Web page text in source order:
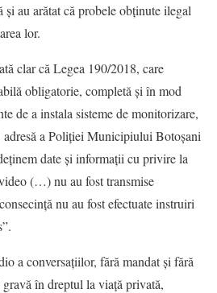
și au arătat că probele obținute ilegal
lor.
clar că Legea 190/2018, care
obligatorie, completă și în mod
de a instala sisteme de monitorizare,
adresă a Poliției Municipiului Botoșani
date și informații cu privire la
(…) nu au fost transmise
nu au fost efectuate instruiri
a conversațiilor, fără mandat și fără
în dreptul la viață privată,